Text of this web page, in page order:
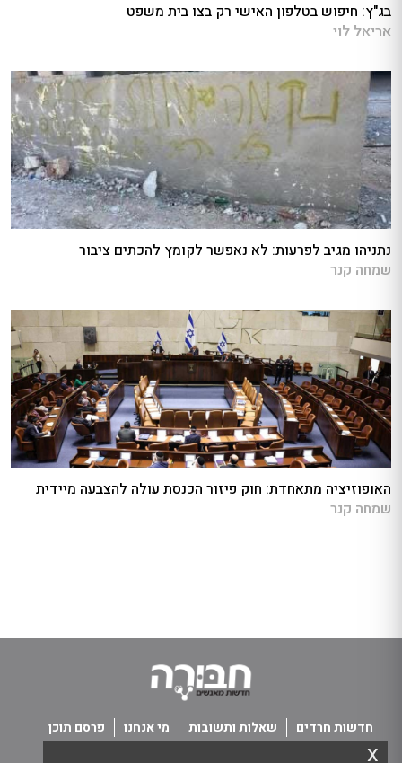
x
בג"ץ: חיפוש בטלפון האישי רק בצו בית משפט
אריאל לוי
נתניהו מגיב לפרעות: לא נאפשר לקומץ להכתים ציבור
שמחה קנר
האופוזיציה מתאחדת: חוק פיזור הכנסת עולה להצבעה מיידית
שמחה קנר
חדשות חרדים שאלות ותשובות מי אנחנו
פרסם תוכן